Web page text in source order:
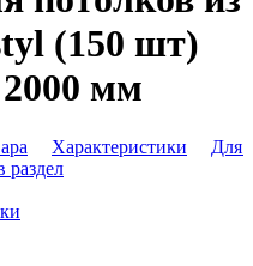
(150 шт)
мм
Характеристики
Для